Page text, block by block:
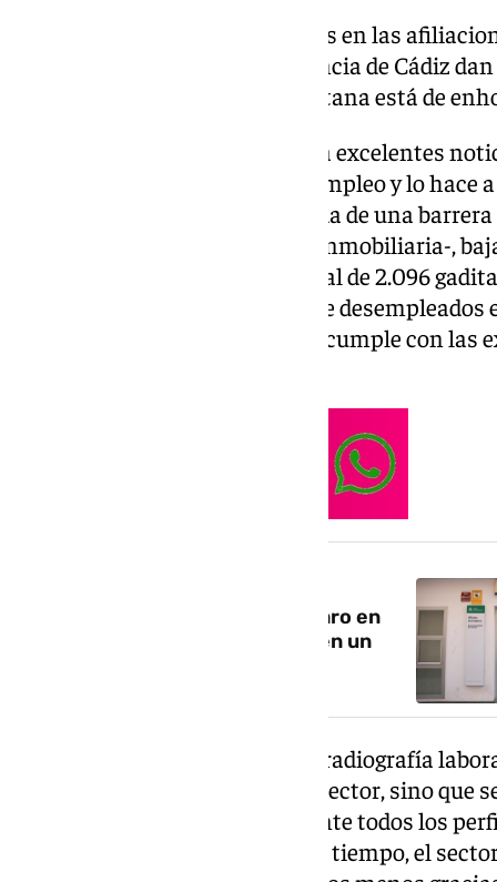
Los datos económicos reflejados en las
listas de desempleo en la provincia de Cádiz
mes de mayo. La provincia gaditana está de
El mercado de trabajo encadena excelentes
tendencia clara: Cádiz genera empleo y lo
par en par las puertas a la bajada de una
desde 2007 – antes de la crisis inmobiliaria-,
Durante el mes de mayo, un total de 2.096
del paro, dejando la cifra total de desempleados
inminente campaña de verano cumple con
Andalucía lidera la bajada del paro en
España y marca su mejor cifra en un
Lo más positivo de esta última radiografía
quedado estancada en un solo sector, sino que
generalizada entre prácticamente todos los
habitual con la llegada del buen tiempo, el